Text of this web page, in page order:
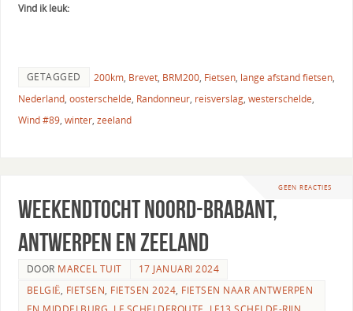
Vind ik leuk:
GETAGGED 200km, Brevet, BRM200, Fietsen, lange afstand fietsen,
Nederland, oosterschelde, Randonneur, reisverslag, westerschelde,
Wind #89, winter, zeeland
GEEN REACTIES
Weekendtocht Noord-Brabant,
Antwerpen en Zeeland
DOOR MARCEL TUIT
17 JANUARI 2024
BELGIË, FIETSEN, FIETSEN 2024, FIETSEN NAAR ANTWERPEN